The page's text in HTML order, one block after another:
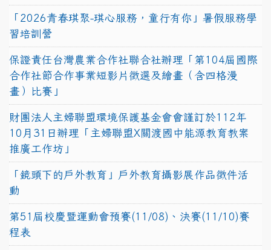
「2026青春琪聚-琪心服務，童行有你」暑假服務學
習培訓營
保證責任台灣農業合作社聯合社辦理「第104屆國際
合作社節合作事業短影片徵選及繪畫（含四格漫
畫）比賽」
財團法人主婦聯盟環境保護基金會會謹訂於112年
10月31日辦理「主婦聯盟X關渡國中能源教育教案
推廣工作坊」
「鏡頭下的戶外教育」戶外教育攝影展作品徵件活
動
第51屆校慶暨運動會預賽(11/08)、決賽(11/10)賽
程表